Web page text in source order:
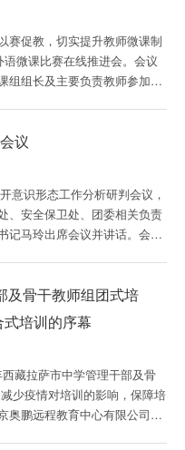
赛促教，切实提升教师微课制
微课比赛在线推进会。会议
组组长及主要负责教师参加了
议
意识形态工作分析研判会议，
、安全保卫处、团委相关负责
记马玲出席会议并讲话。会议
际和当前形势对意识形态领
及骨干教师组团式培
培训的序幕
藏拉萨市中学管理干部及骨
少疫情对培训的影响，保障培
奥鹏远程教育中心有限公司，